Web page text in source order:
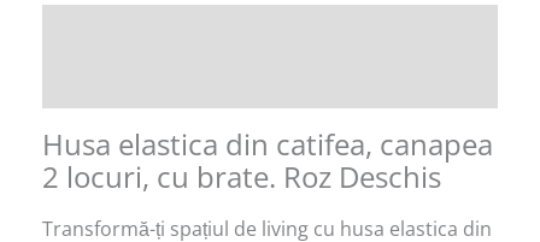
Husa elastica din catifea, canapea
2 locuri, cu brate. Roz Deschis
Transformă-ți spațiul de living cu husa elastica din